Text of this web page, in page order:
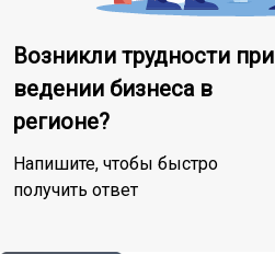
Возникли трудности при
ведении бизнеса в
регионе?
Напишите, чтобы быстро
получить ответ